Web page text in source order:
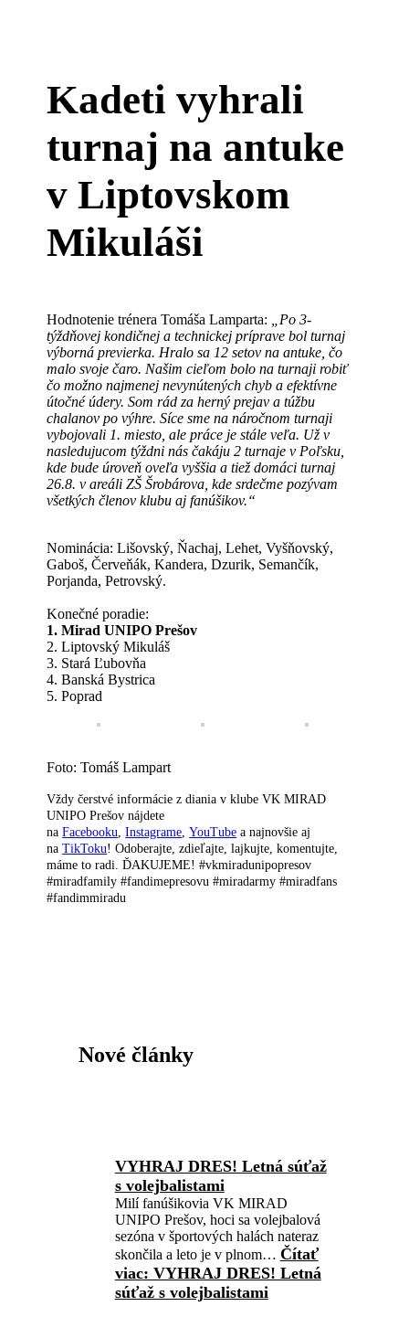
Kadeti vyhrali
turnaj na antuke
v Liptovskom
Mikuláši
Hodnotenie trénera Tomáša Lamparta:
„Po 3-
týždňovej kondičnej a technickej príprave bol turnaj
výborná previerka. Hralo sa 12 setov na antuke, čo
malo svoje čaro. Našim cieľom bolo na turnaji robiť
čo možno najmenej nevynútených chyb a efektívne
útočné údery. Som rád za herný prejav a túžbu
chalanov po výhre. Síce sme na náročnom turnaji
vybojovali 1. miesto, ale práce je stále veľa. Už v
nasledujucom týždni nás čakáju 2 turnaje v Poľsku,
kde bude úroveň oveľa vyššia a tiež domáci turnaj
26.8. v areáli ZŠ Šrobárova, kde srdečme pozývam
všetkých členov klubu aj fanúšikov.“
Nominácia: Lišovský, Ňachaj, Lehet, Vyšňovský,
Gaboš, Červeňák, Kandera, Dzurik, Semančík,
Porjanda, Petrovský.
Konečné poradie:
1. Mirad UNIPO Prešov
2. Liptovský Mikuláš
3. Stará Ľubovňa
4. Banská Bystrica
5. Poprad
Foto: Tomáš Lampart
Vždy čerstvé informácie z diania v klube VK MIRAD
UNIPO Prešov nájdete
naFacebooku,Instagrame,YouTube a najnovšie aj
naTikToku! Odoberajte, zdieľajte, lajkujte, komentujte,
máme to radi. ĎAKUJEME! #vkmiradunipopresov
#miradfamily #fandimepresovu #miradarmy #miradfans
#fandimmiradu
Nové články
VYHRAJ DRES! Letná súťaž
s volejbalistami
Milí fanúšikovia VK MIRAD
UNIPO Prešov, hoci sa volejbalová
sezóna v športových halách nateraz
skončila a leto je v plnom… Čítať
viac: VYHRAJ DRES! Letná
súťaž s volejbalistami